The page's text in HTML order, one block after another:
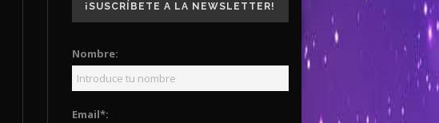
¡SUSCRÍBETE A LA NEWSLETTER!
Nombre:
Email*: